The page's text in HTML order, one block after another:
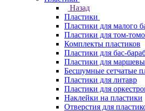
Назад
Пластики
Пластики для малого
Пластики для том-
Комплекты пластиков
Пластики для бас-
Пластики для
Бесшумные сетчатые
Пластики для литавр
Пластики для
Наклейки на пластики
Отверстия для